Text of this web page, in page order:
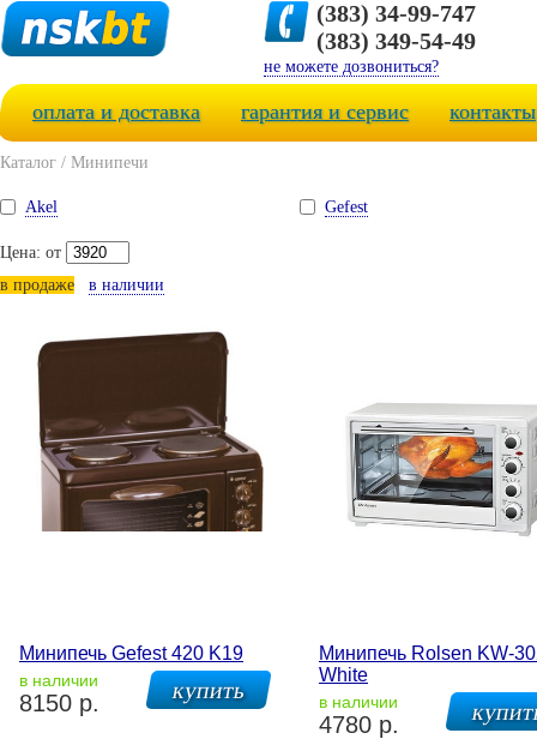
(383) 34-99-747
(383) 349-54-49
не можете дозвониться?
оплата и доставка гарантия и сервис контакты
Каталог / Минипечи
Akel Gefest
Цена: от
в продаже
в наличии
Минипечь Gefest 420 K19
в наличии
8150 р.
Минипечь Rolsen KW-
White
в наличии
4780 р.